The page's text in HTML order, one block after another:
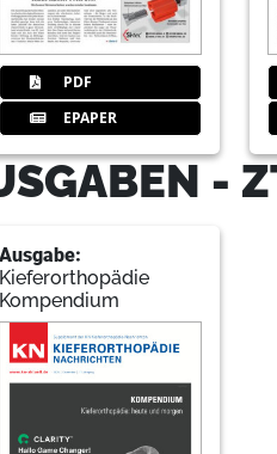
PDF
EPAPER
-
Ausgabe:
Kieferorthopädie
Kompendium